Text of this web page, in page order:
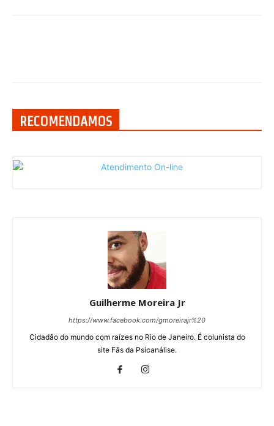
RECOMENDAMOS
Guilherme Moreira Jr
https://www.facebook.com/gmoreirajr%20
Cidadão do mundo com raízes no Rio de Janeiro. É colunista do
site Fãs da Psicanálise.